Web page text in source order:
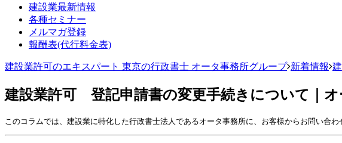
建設業最新情報
各種セミナー
メルマガ登録
報酬表(代行料金表)
建設業許可のエキスパート 東京の行政書士 オータ事務所グループ 新着情報
建設業許可 登記申請書の変更手続きについて｜オ
このコラムでは、建設業に特化した行政書士法人であるオータ事務所に、お客様からお問い合